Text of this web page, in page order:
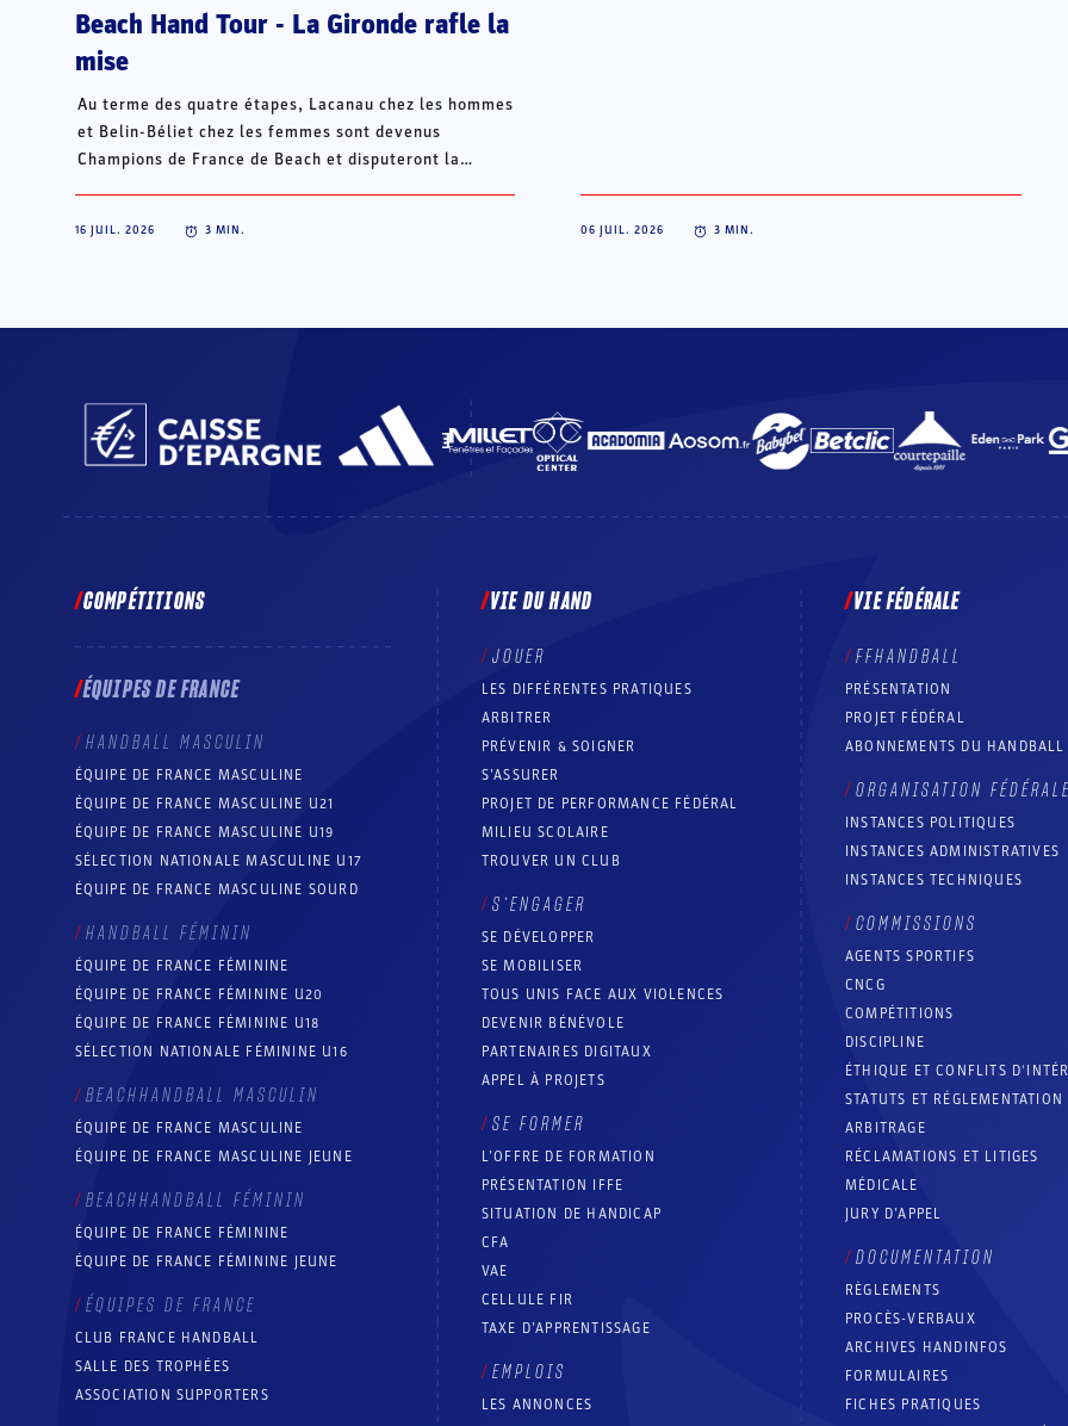
Beach Hand Tour - La Gironde rafle la
mise
Au terme des quatre étapes, Lacanau chez les hommes
et Belin-Béliet chez les femmes sont devenus
Champions de France de Beach et disputeront la
16 JUIL. 2026 3 MIN. 06 JUIL. 2026 3 MIN.
COMPÉTITIONS
ÉQUIPES DE FRANCE
HANDBALL MASCULIN
ÉQUIPE DE FRANCE MASCULINE
ÉQUIPE DE FRANCE MASCULINE U21
ÉQUIPE DE FRANCE MASCULINE U19
SÉLECTION NATIONALE MASCULINE U17
ÉQUIPE DE FRANCE MASCULINE SOURD
HANDBALL FÉMININ
ÉQUIPE DE FRANCE FÉMININE
ÉQUIPE DE FRANCE FÉMININE U20
ÉQUIPE DE FRANCE FÉMININE U18
SÉLECTION NATIONALE FÉMININE U16
BEACHHANDBALL MASCULIN
ÉQUIPE DE FRANCE MASCULINE
ÉQUIPE DE FRANCE MASCULINE JEUNE
BEACHHANDBALL FÉMININ
ÉQUIPE DE FRANCE FÉMININE
ÉQUIPE DE FRANCE FÉMININE JEUNE
ÉQUIPES DE FRANCE
CLUB FRANCE HANDBALL
SALLE DES TROPHÉES
ASSOCIATION SUPPORTERS
VIE DU HAND
JOUER
LES DIFFÉRENTES PRATIQUES
ARBITRER
PRÉVENIR & SOIGNER
S’ASSURER
PROJET DE PERFORMANCE FÉDÉRAL
MILIEU SCOLAIRE
TROUVER UN CLUB
S’ENGAGER
SE DÉVELOPPER
SE MOBILISER
TOUS UNIS FACE AUX VIOLENCES
DEVENIR BÉNÉVOLE
PARTENAIRES DIGITAUX
APPEL À PROJETS
SE FORMER
L’OFFRE DE FORMATION
PRÉSENTATION IFFE
SITUATION DE HANDICAP
CFA
VAE
CELLULE FIR
TAXE D’APPRENTISSAGE
EMPLOIS
LES ANNONCES
VIE FÉDÉRALE
FFHANDBALL
PRÉSENTATION
PROJET FÉDÉRAL
ABONNEMENTS DU HANDBALL
ORGANISATION FÉDÉRALE
INSTANCES POLITIQUES
INSTANCES ADMINISTRATIVES
INSTANCES TECHNIQUES
COMMISSIONS
AGENTS SPORTIFS
CNCG
COMPÉTITIONS
DISCIPLINE
ÉTHIQUE ET CONFLITS
STATUTS ET RÉGLEMENTATION
ARBITRAGE
RÉCLAMATIONS ET LITIGES
MÉDICALE
JURY D’APPEL
DOCUMENTATION
RÈGLEMENTS
PROCÈS-VERBAUX
ARCHIVES HANDINFOS
FORMULAIRES
FICHES PRATIQUES